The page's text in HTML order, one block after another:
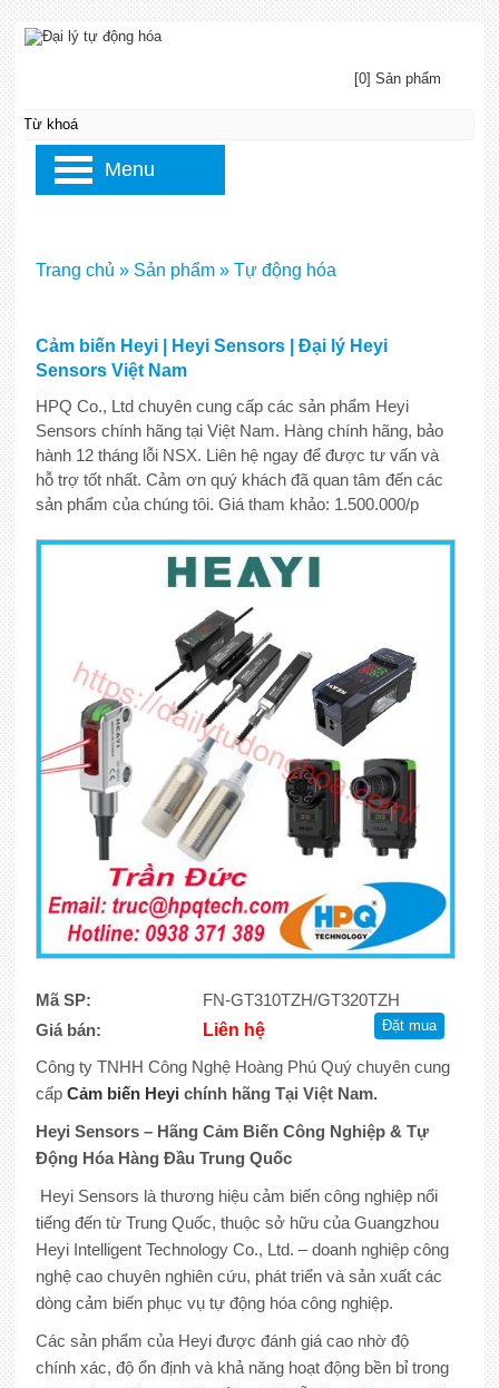
Cảm biến Heyi | Heyi Sensors | Đại lý Heyi
Sensors Việt Nam
HPQ Co., Ltd chuyên cung cấp các sản phẩm Heyi
Sensors chính hãng tại Việt Nam. Hàng chính hãng, bảo
hành 12 tháng lỗi NSX. Liên hệ ngay để được tư vấn và
hỗ trợ tốt nhất. Cảm ơn quý khách đã quan tâm đến các
sản phẩm của chúng tôi. Giá tham khảo: 1.500.000/p
Mã SP:
FN-GT310TZH/GT320TZH
Giá bán:
Liên hệ
Công ty TNHH Công Nghệ Hoàng Phú Quý chuyên cung
cấp Cảm biến Heyi chính hãng Tại Việt Nam.
Heyi Sensors – Hãng Cảm Biến Công Nghiệp & Tự
Động Hóa Hàng Đầu Trung Quốc
Heyi Sensors là thương hiệu cảm biến công nghiệp nổi
tiếng đến từ Trung Quốc, thuộc sở hữu của Guangzhou
Heyi Intelligent Technology Co., Ltd. – doanh nghiệp công
nghệ cao chuyên nghiên cứu, phát triển và sản xuất các
dòng cảm biến phục vụ tự động hóa công nghiệp.
Các sản phẩm của Heyi được đánh giá cao nhờ độ
chính xác, độ ổn định và khả năng hoạt động bền bỉ trong
Trang chủ » Sản phẩm » Tự động hóa
[0] Sản phẩm
Menu